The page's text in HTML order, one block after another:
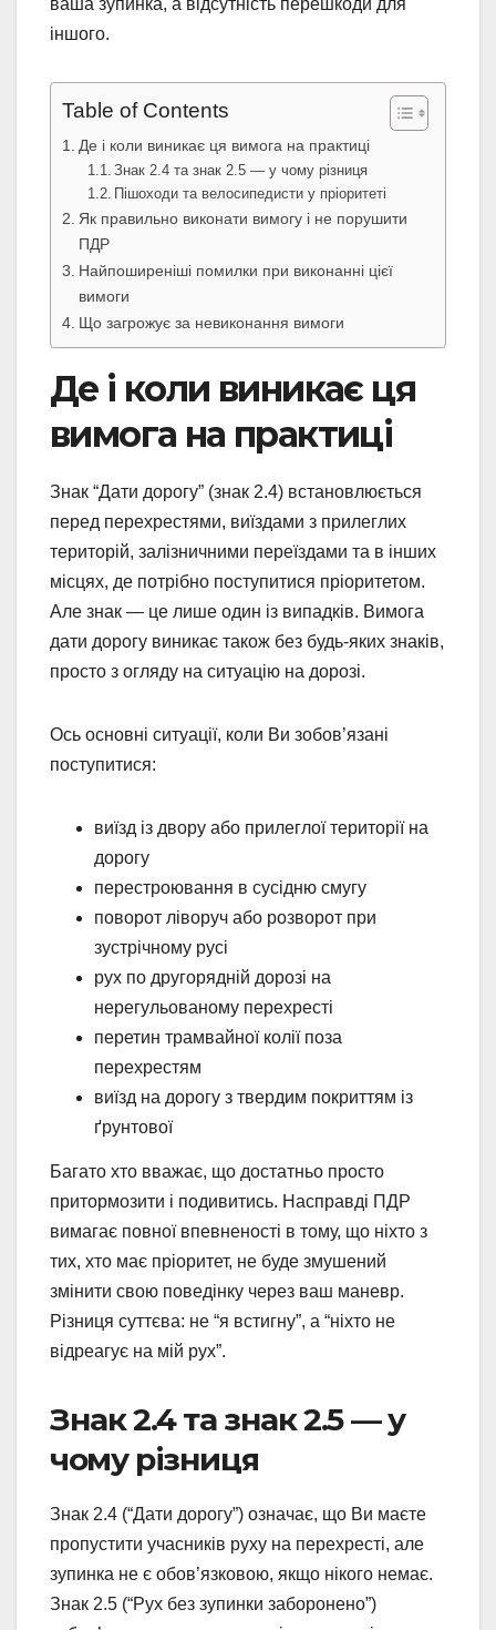
ваша зупинка, а відсутність перешкоди для
іншого.
Table of Contents
Де і коли виникає ця вимога на практиці
Знак 2.4 та знак 2.5 — у чому різниця
Пішоходи та велосипедисти у пріоритеті
Як правильно виконати вимогу і не порушити
ПДР
Найпоширеніші помилки при виконанні цієї
вимоги
Що загрожує за невиконання вимоги
Де і коли виникає ця
вимога на практиці
Знак “Дати дорогу” (знак 2.4) встановлюється
перед перехрестями, виїздами з прилеглих
територій, залізничними переїздами та в інших
місцях, де потрібно поступитися пріоритетом.
Але знак — це лише один із випадків. Вимога
дати дорогу виникає також без будь-яких знаків,
просто з огляду на ситуацію на дорозі.
Ось основні ситуації, коли Ви зобов’язані
поступитися:
виїзд із двору або прилеглої території на
дорогу
перестроювання в сусідню смугу
поворот ліворуч або розворот при
зустрічному русі
рух по другорядній дорозі на
нерегульованому перехресті
перетин трамвайної колії поза
перехрестям
виїзд на дорогу з твердим покриттям із
ґрунтової
Багато хто вважає, що достатньо просто
притормозити і подивитись. Насправді ПДР
вимагає повної впевненості в тому, що ніхто з
тих, хто має пріоритет, не буде змушений
змінити свою поведінку через ваш маневр.
Різниця суттєва: не “я встигну”, а “ніхто не
відреагує на мій рух”.
Знак 2.4 та знак 2.5 — у
чому різниця
Знак 2.4 (“Дати дорогу”) означає, що Ви маєте
пропустити учасників руху на перехресті, але
зупинка не є обов’язковою, якщо нікого немає.
Знак 2.5 (“Рух без зупинки заборонено”)